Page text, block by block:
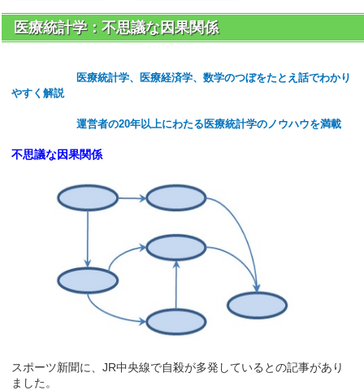
医療統計学：不思議な因果関係
医療統計学、医療経済学、数学のつぼをたとえ話でわかり
やすく解説
運営者の20年以上にわたる医療統計学のノウハウを満載
不思議な因果関係
スポーツ新聞に、JR中央線で自殺が多発しているとの記事があり
ました。